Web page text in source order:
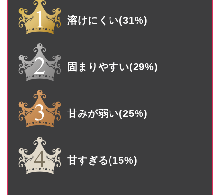
溶けにくい(31%)
固まりやすい(29%)
甘みが弱い(25%)
甘すぎる(15%)